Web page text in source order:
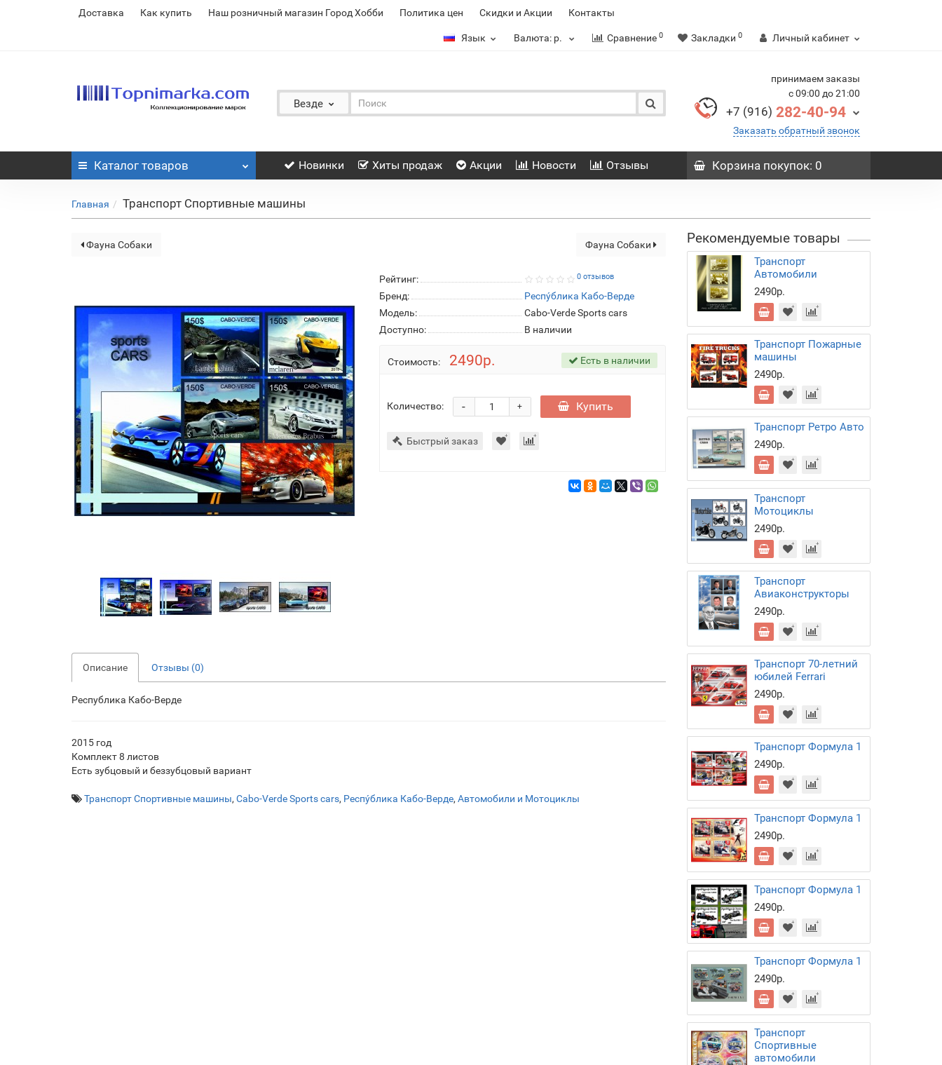
Доставка Как купить Наш розничный магазин Город Хобби Политика цен Скидки и Акции Контакты
Язык Валюта: р. Сравнение 0 Закладки 0 Личный кабинет
Везде
принимаем заказы
с 09:00 до 21:00
+7 (916) 282-40-94
Заказать обратный звонок
Каталог товаров Новинки Хиты продаж Акции Новости Отзывы Корзинапокупок: 0
Главная Транспорт Спортивные машины
Фауна Собаки Фауна Собаки
Рейтинг: 0 отзывов
Бренд:
Респу́блика Кабо-Верде
Модель:
Cabo-Verde Sports cars
Доступно:
В наличии
Стоимость: 2490р. Есть в наличии
Количество: +
- Купить
Быстрый заказ
Описание Отзывы (0)
Республика Кабо-Верде
2015 год
Комплект 8 листов
Есть зубцовый и беззубцовый вариант
Транспорт Спортивные машины, Cabo-Verde Sports cars, Респу́блика Кабо-Верде, Автомобили и Мотоциклы
Рекомендуемые товары
Транспорт
Автомобили
2490р.
Транспорт Пожарные
машины
2490р.
Транспорт Ретро Авто
2490р.
Транспорт
Мотоциклы
2490р.
Транспорт
Авиаконструкторы
2490р.
Транспорт 70-летний
юбилей Ferrari
2490р.
Транспорт Формула 1
2490р.
Транспорт Формула 1
2490р.
Транспорт Формула 1
2490р.
Транспорт Формула 1
2490р.
Транспорт
Спортивные
автомобили